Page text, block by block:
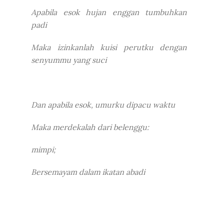
Apabila esok hujan enggan tumbuhkan
padi
Maka izinkanlah kuisi perutku dengan
senyummu yang suci
Dan apabila esok, umurku dipacu waktu
Maka merdekalah dari belenggu:
mimpi;
Bersemayam dalam ikatan abadi